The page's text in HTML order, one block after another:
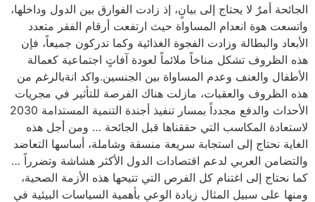
الجائحة أمرٌ لا يحتاج إلى بيانٍ، إذ زادت الفوارق بين الدول وداخلها،
واتسعت هوة انعدام المساواة حيث ارتفعت أرقام الفقر متعدد
الأبعاد والبطالة وزادت الفجوة الغذائية وكما تدركون جميعاً، فإن
هذه الظروف تشكل مناخاً ملائماً لعودة آفاتٍ اجتماعية كعمالة
الأطفال والعنف وعدم المساواة بين الجنسين.واكد انةبالرغم من
هذه الظروف والعقبات، مازلت هناك الفرصة للتأثير في مجريات
الأحداث والدفع مجدداً بمسار تنفيذ أجندة التنمية المستدامة 2030
لاستعادة المكاسب التي حققناها قبل الجائحة … ومن أجل هذه
الغاية نحتاج إلى استجابة سريعة منسقة وشاملة، أساسها التعاضد
والتضامن العربي لدعم اقتصادات الدول الأكثر هشاشة وتضرراً …
كما نحتاج إلى اغتنام كل الفرص التي تتيحها هذه الأزمة الصحية،
ومنها على سبيل المثال زيادة الوعي بأهمية السياسات البيئية في